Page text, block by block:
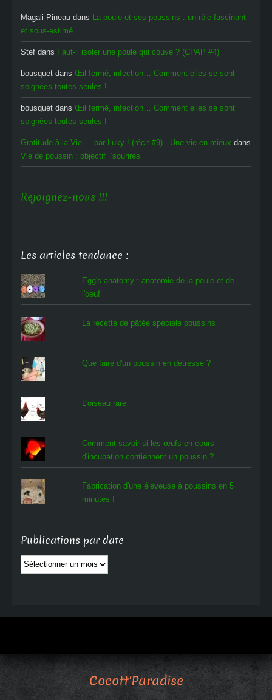
Magali Pineau dans La poule et ses poussins : un rôle fascinant
et sous-estimé
Stef dans Faut-il isoler une poule qui couve ? (CPAP #4)
bousquet dans Œil fermé, infection… Comment elles se sont
soignées toutes seules !
bousquet dans Œil fermé, infection… Comment elles se sont
soignées toutes seules !
Gratitude à la Vie ... par Luky ! (récit #9) - Une vie en mieux dans
Vie de poussin : objectif ‘sourires’
Rejoignez-nous !!!
Les articles tendance :
Egg's anatomy : anatomie de la poule et de
l'oeuf
La recette de pâtée spéciale poussins
Que faire d'un poussin en détresse ?
L'oiseau rare
Comment savoir si les œufs en cours
d'incubation contiennent un poussin ?
Fabrication d'une éleveuse à poussins en 5
minutes !
Publications par date
Publications
par
Cocott'Paradise